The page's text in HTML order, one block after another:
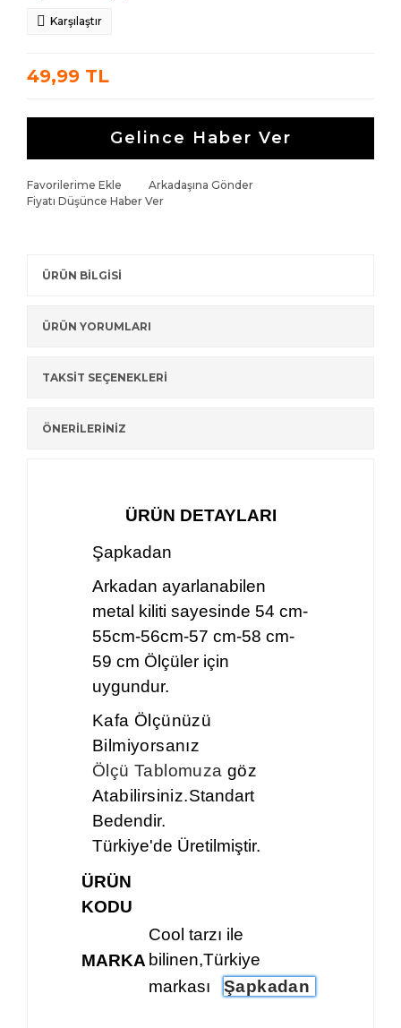
Karşılaştır
49,99 TL
Gelince Haber Ver
Favorilerime Ekle
Arkadaşına Gönder
Fiyatı Düşünce Haber Ver
ÜRÜN BİLGİSİ
ÜRÜN YORUMLARI
TAKSİT SEÇENEKLERİ
ÖNERİLERİNİZ
ÜRÜN DETAYLARI
Şapkadan
Arkadan ayarlanabilen
metal kiliti sayesinde 54 cm-
55cm-56cm-57 cm-58 cm-
59 cm Ölçüler için
uygundur.
Kafa Ölçünüzü
Bilmiyorsanız
Ölçü Tablomuza göz
Atabilirsiniz.Standart
Bedendir.
Türkiye'de Üretilmiştir.
ÜRÜN
KODU
MARKA
Cool tarzı ile
bilinen,Türkiye
markası
Şapkadan